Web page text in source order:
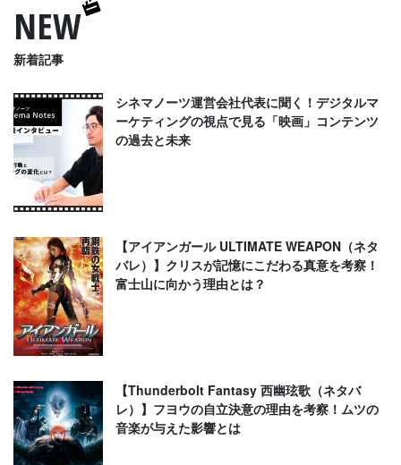
NEW
新着記事
シネマノーツ運営会社代表に聞く！デジタルマ
ーケティングの視点で見る「映画」コンテンツ
の過去と未来
【アイアンガール ULTIMATE WEAPON（ネタ
バレ）】クリスが記憶にこだわる真意を考察！
富士山に向かう理由とは？
【Thunderbolt Fantasy 西幽玹歌（ネタバ
レ）】フヨウの自立決意の理由を考察！ムツの
音楽が与えた影響とは